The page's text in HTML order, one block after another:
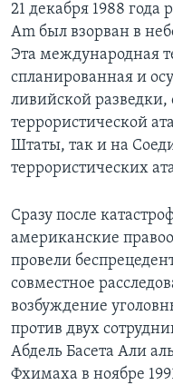
21 декабря 1988
Am был взорван в
Эта международная
спланированная и
ливийской
террористической
Штаты, так и на
террористических
Сразу после
американские
провели
совместное
возбуждение
против двух
Абдель Басета Али
Фхимаха в ноябре